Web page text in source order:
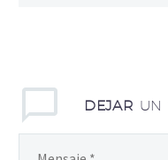
DEJAR UN